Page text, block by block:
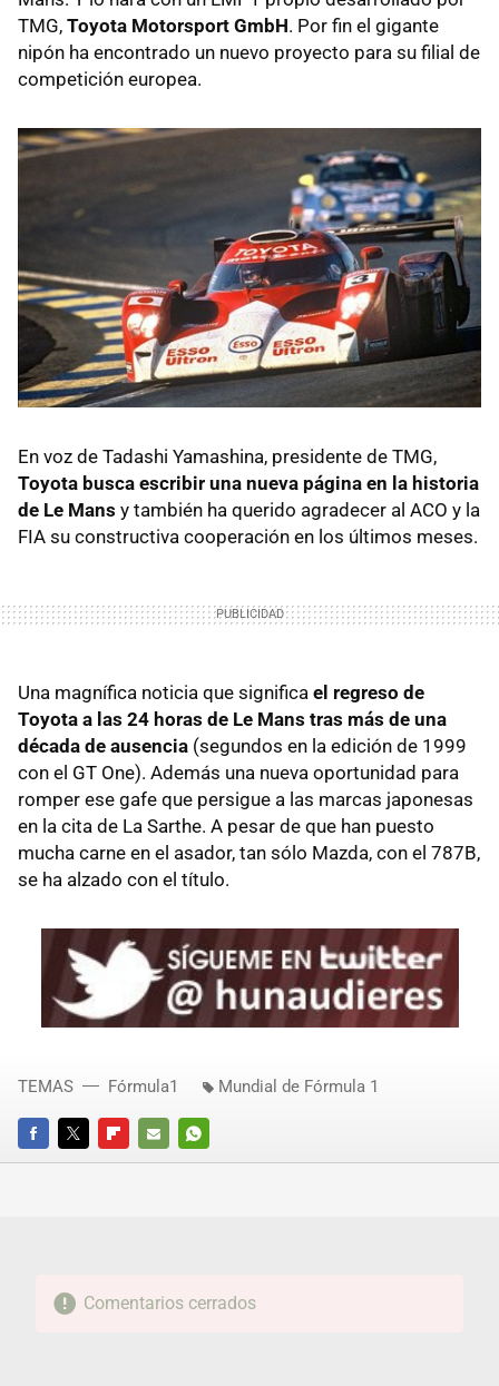
TMG, Toyota Motorsport GmbH. Por fin el gigante
nipón ha encontrado un nuevo proyecto para su filial de
competición europea.
En voz de Tadashi Yamashina, presidente de TMG,
Toyota busca escribir una nueva página en la historia
de Le Mans y también ha querido agradecer al ACO y la
FIA su constructiva cooperación en los últimos meses.
Una magnífica noticia que significa el regreso de
Toyota a las 24 horas de Le Mans tras más de una
década de ausencia (segundos en la edición de 1999
con el GT One). Además una nueva oportunidad para
romper ese gafe que persigue a las marcas japonesas
en la cita de La Sarthe. A pesar de que han puesto
mucha carne en el asador, tan sólo Mazda, con el 787B,
se ha alzado con el título.
FACEBOOKTWITTERFLIPBOARD
E-
WHATSAPP
TEMAS Fórmula1 Mundial de Fórmula 1
Comentarios cerrados